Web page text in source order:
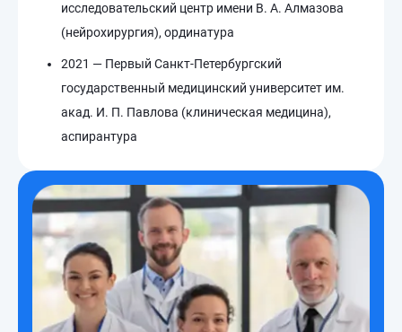
исследовательский центр имени В. А. Алмазова
(нейрохирургия), ординатура
2021 — Первый Санкт-Петербургский
государственный медицинский университет им.
акад. И. П. Павлова (клиническая медицина),
аспирантура